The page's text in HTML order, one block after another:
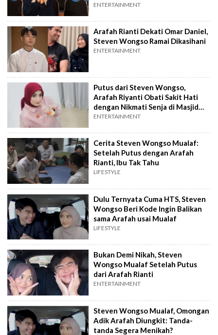
ENTERTAINMENT
Arafah Rianti Dekati Omar Daniel,
Steven Wongso Ramai Dikasihani
ENTERTAINMENT
Putus dari Steven Wongso,
Arafah Riyanti Obati Sakit Hati
dengan Nikmati Senja di Masjid
Quba
ENTERTAINMENT
Cerita Steven Wongso Mualaf:
Setelah Putus dengan Arafah
Rianti, Ibu Tak Tahu
LIFESTYLE
Dulu Ternyata Cuma HTS, Steven
Wongso Beri Kode Ingin Balikan
sama Arafah usai Mualaf
LIFESTYLE
Bukan Demi Nikah, Steven
Wongso Mualaf Setelah Putus
dari Arafah Rianti
ENTERTAINMENT
Steven Wongso Mualaf, Omongan
Adik Arafah Diungkit: Tanda-
tanda Segera Menikah?